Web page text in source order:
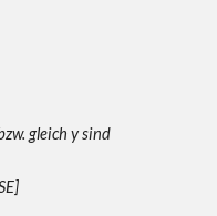
gleich y sind